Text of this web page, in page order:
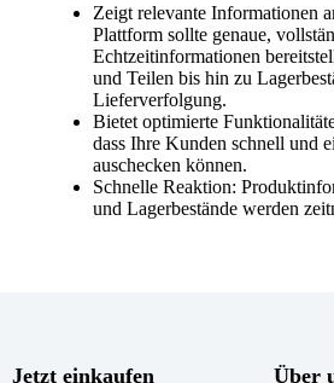
Zeigt relevante Informationen
Plattform sollte genaue,
Echtzeitinformationen
und Teilen bis hin zu
Lieferverfolgung.
Bietet optimierte
dass Ihre Kunden schnell und
auschecken können.
Schnelle Reaktion:
und Lagerbestände werden
Jetzt einkaufen Über